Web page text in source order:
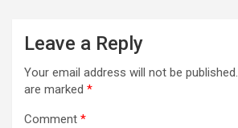
Leave a Reply
Your email address will not be published.
are marked *
Comment *